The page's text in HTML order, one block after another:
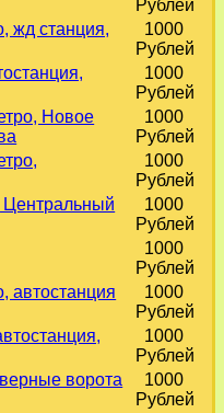
Рублей
жд станция,
1000
Рублей
1000
Рублей
Новое
1000
Рублей
1000
Рублей
Центральный
1000
Рублей
1000
Рублей
автостанция
1000
Рублей
1000
Рублей
ворота
1000
Рублей